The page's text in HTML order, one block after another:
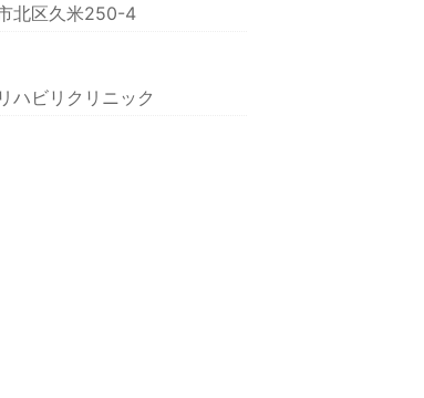
北区久米250-4
ハビリクリニック